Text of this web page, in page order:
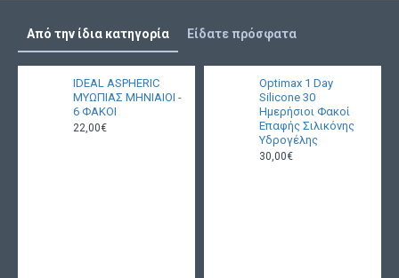
Από την ίδια κατηγορία Είδατε πρόσφατα
IDEAL ASPHERIC
ΜΥΩΠΙΑΣ ΜΗΝΙΑΙΟΙ -
6 ΦΑΚΟΙ
22,00€
Optimax 1 Day
Silicone 30
Ημερήσιοι Φακοί
Επαφής Σιλικόνης
Υδρογέλης
30,00€